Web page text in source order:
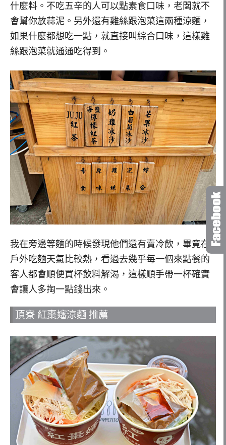
什麼料。不吃五辛的人可以點素食口味，老闆就不
會幫你放蒜泥。另外還有雞絲跟泡菜這兩種涼麵，
如果什麼都想吃一點，就直接叫綜合口味，這樣雞
絲跟泡菜就通通吃得到。
我在旁邊等麵的時候發現他們還有賣冷飲，畢竟在
戶外吃麵天氣比較熱，看過去幾乎每一個來點餐的
客人都會順便買杯飲料解渴，這樣順手帶一杯確實
會讓人多掏一點錢出來。
頂寮 紅棗嬸涼麵 推薦